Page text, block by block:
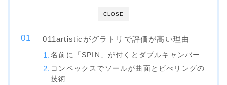
ビンディング
CLOSE
011artisticがグラトリで評価が高い理由
名前に「SPIN」が付くとダブルキャンバー
コンベックスでソールが曲面とビべリングの
技術